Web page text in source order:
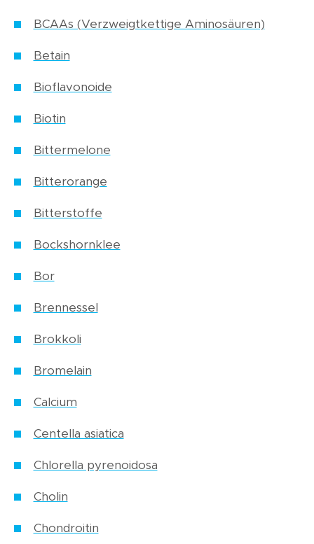
BCAAs (Verzweigtkettige Aminosäuren)
Betain
Bioflavonoide
Biotin
Bittermelone
Bitterorange
Bitterstoffe
Bockshornklee
Bor
Brennessel
Brokkoli
Bromelain
Calcium
Centella asiatica
Chlorella pyrenoidosa
Cholin
Chondroitin